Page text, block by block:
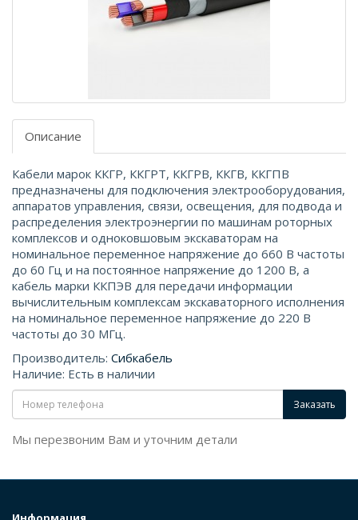
Описание
Кабели марок ККГР, ККГРТ, ККГРВ, ККГВ, ККГПВ
предназначены для подключения электрооборудования,
аппаратов управления, связи, освещения, для подвода и
распределения электроэнергии по машинам роторных
комплексов и одноковшовым экскаваторам на
номинальное переменное напряжение до 660 В частоты
до 60 Гц и на постоянное напряжение до 1200 В, а
кабель марки ККПЭВ для передачи информации
вычислительным комплексам экскаваторного исполнения
на номинальное переменное напряжение до 220 В
частоты до 30 МГц.
Производитель: Сибкабель
Наличие: Есть в наличии
Заказать
Мы перезвоним Вам и уточним детали